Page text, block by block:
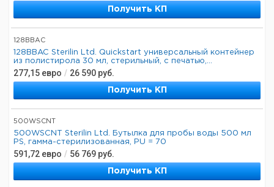
Получить КП
128BBAC
128BBAC Sterilin Ltd. Quickstart универсальный контейнер
из полистирола 30 мл, стерильный, с печатью,...
277,15 евро / 26 590 руб.
Получить КП
500WSCNT
500WSCNT Sterilin Ltd. Бутылка для пробы воды 500 мл
PS, гамма-стерилизованная, PU = 70
591,72 евро / 56 769 руб.
Получить КП